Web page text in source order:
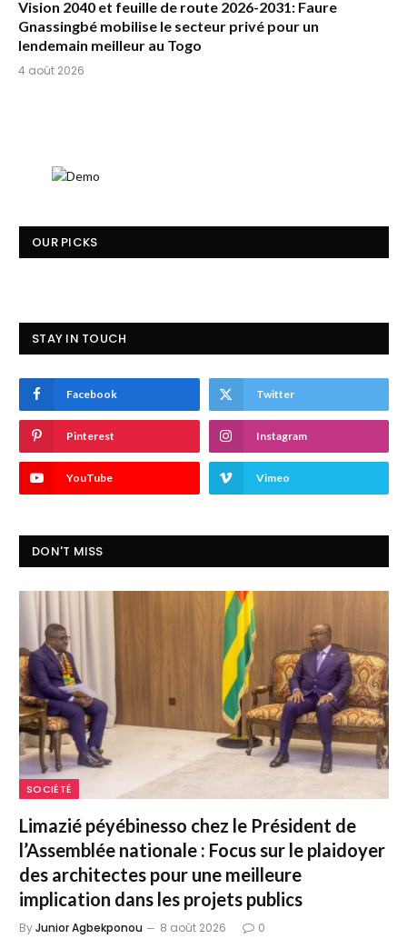
Vision 2040 et feuille de route 2026-2031: Faure
Gnassingbé mobilise le secteur privé pour un
lendemain meilleur au Togo
4 août 2026
OUR PICKS
STAY IN TOUCH
Facebook Twitter
Pinterest Instagram
YouTube Vimeo
DON'T MISS
SOCIÉTÉ
Limazié péyébinesso chez le Président de
l’Assemblée nationale : Focus sur le plaidoyer
des architectes pour une meilleure
implication dans les projets publics
ByJunior Agbekponou 8 août 2026 0